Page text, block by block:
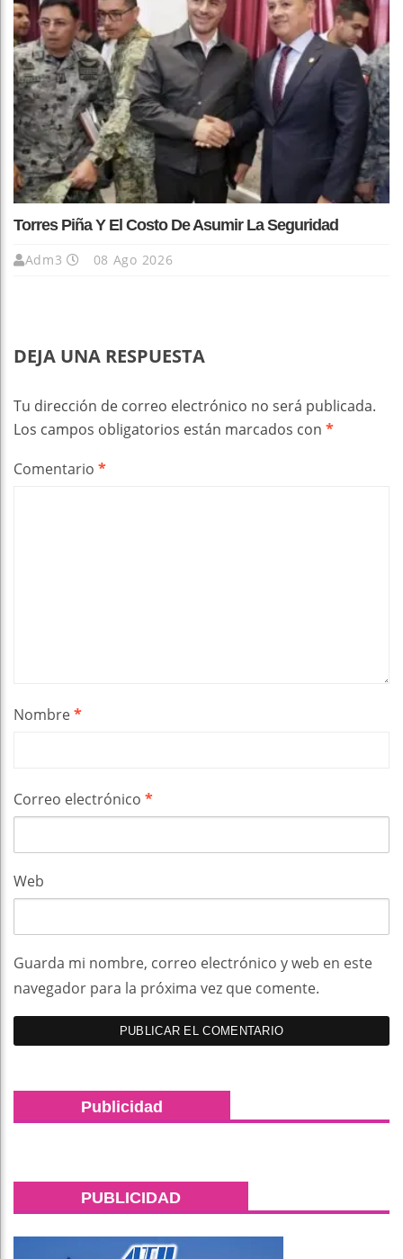
Torres Piña Y El Costo De Asumir La Seguridad
Adm3 08 Ago 2026
DEJA UNA RESPUESTA
Tu dirección de correo electrónico no será publicada.
Los campos obligatorios están marcados con *
Comentario *
Nombre*
Correo electrónico *
Web
Guarda mi nombre, correo electrónico y web en este
navegador para la próxima vez que comente.
Publicidad
PUBLICIDAD